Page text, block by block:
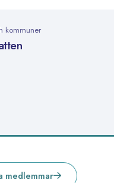
kommuner
medlemmar